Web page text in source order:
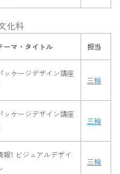
化科
ーマ・タイトル 担当
ッケージデザイン講座
三輪
ッケージデザイン講座
三輪
報1 ビジュアルデザイ
三輪